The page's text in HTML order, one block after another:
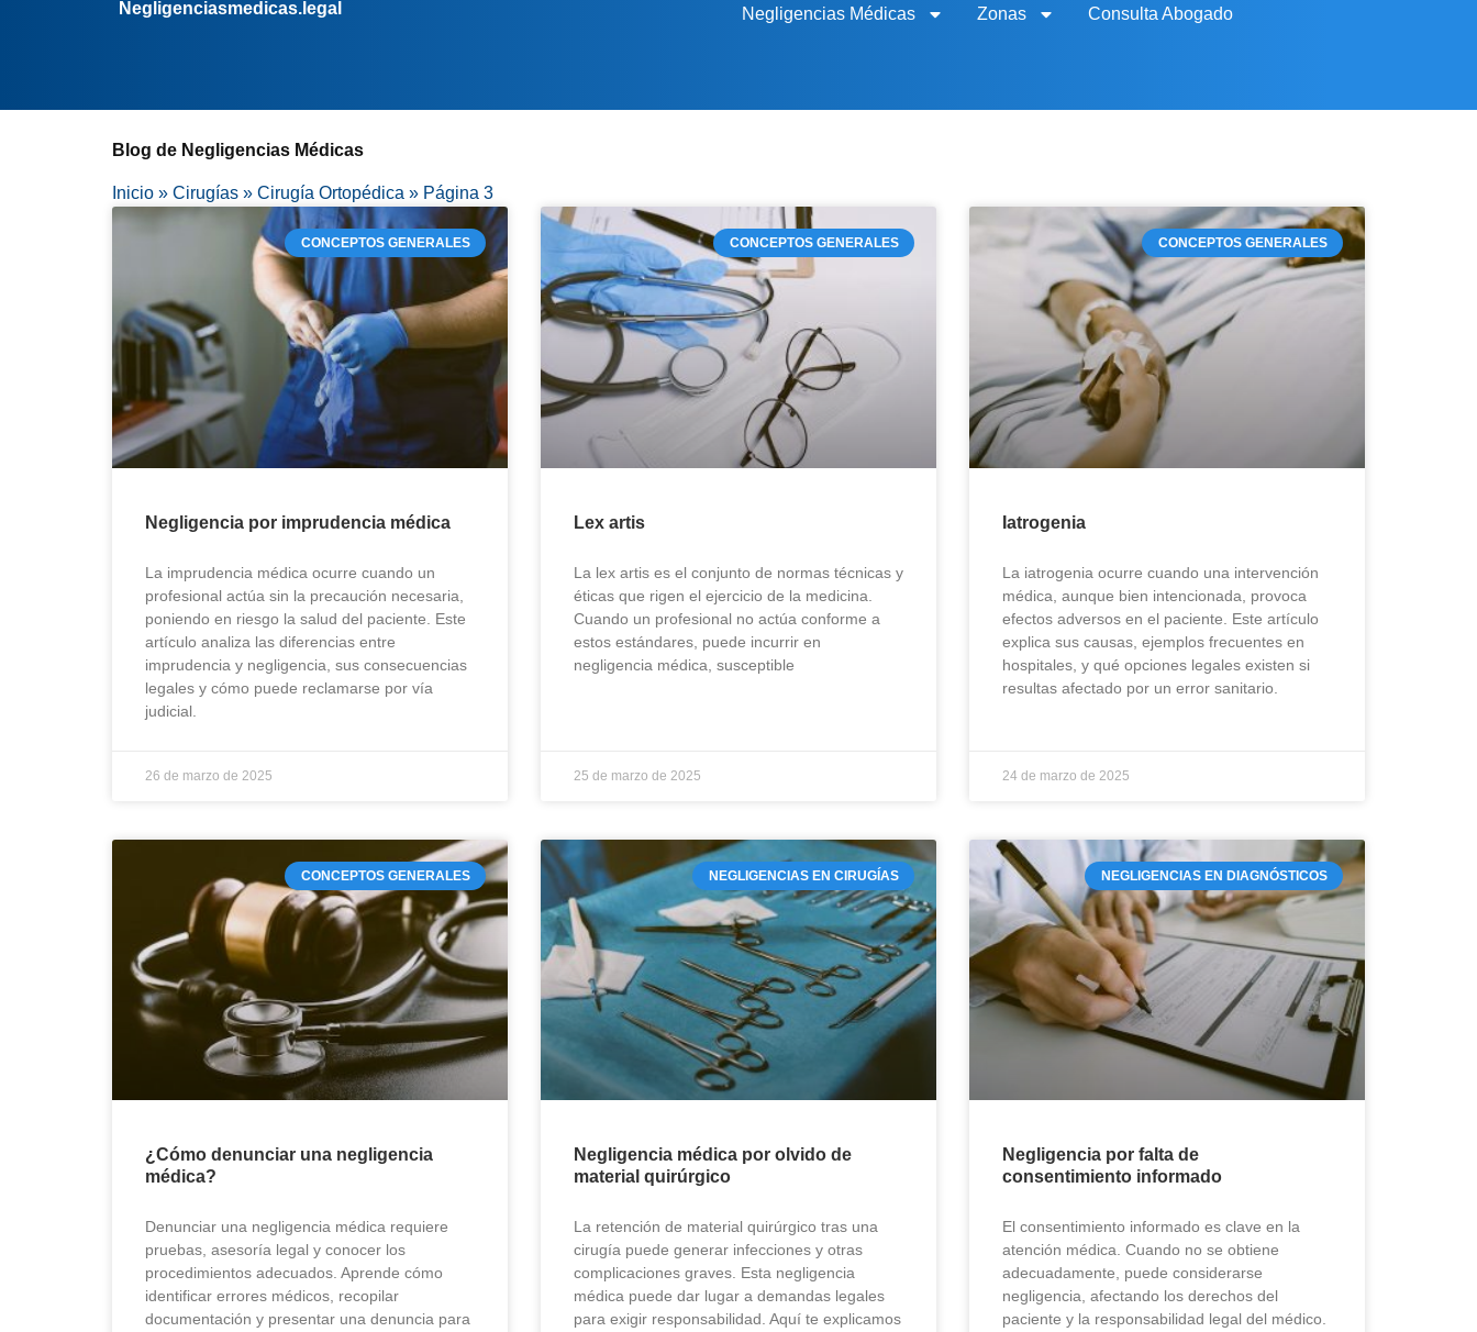
Negligenciasmedicas.legal Negligencias Médicas Zonas Consulta Abogado
Blog de Negligencias Médicas
Inicio » Cirugías » Cirugía Ortopédica » Página 3
CONCEPTOS GENERALES
Negligencia por imprudencia médica
La imprudencia médica ocurre cuando un
profesional actúa sin la precaución necesaria,
poniendo en riesgo la salud del paciente. Este
artículo analiza las diferencias entre
imprudencia y negligencia, sus consecuencias
legales y cómo puede reclamarse por vía
judicial.
26 de marzo de 2025
CONCEPTOS GENERALES
Lex artis
La lex artis es el conjunto de normas técnicas y
éticas que rigen el ejercicio de la medicina.
Cuando un profesional no actúa conforme a
estos estándares, puede incurrir en
negligencia médica, susceptible
25 de marzo de 2025
CONCEPTOS GENERALES
Iatrogenia
La iatrogenia ocurre cuando una intervención
médica, aunque bien intencionada, provoca
efectos adversos en el paciente. Este artículo
explica sus causas, ejemplos frecuentes en
hospitales, y qué opciones legales existen si
resultas afectado por un error sanitario.
24 de marzo de 2025
CONCEPTOS GENERALES
¿Cómo denunciar una negligencia
médica?
Denunciar una negligencia médica requiere
pruebas, asesoría legal y conocer los
procedimientos adecuados. Aprende cómo
identificar errores médicos, recopilar
documentación y presentar una denuncia para
NEGLIGENCIAS EN CIRUGÍAS
Negligencia médica por olvido de
material quirúrgico
La retención de material quirúrgico tras una
cirugía puede generar infecciones y otras
complicaciones graves. Esta negligencia
médica puede dar lugar a demandas legales
para exigir responsabilidad. Aquí te explicamos
NEGLIGENCIAS EN DIAGNÓSTICOS
Negligencia por falta de
consentimiento informado
El consentimiento informado es clave en la
atención médica. Cuando no se obtiene
adecuadamente, puede considerarse
negligencia, afectando los derechos del
paciente y la responsabilidad legal del médico.